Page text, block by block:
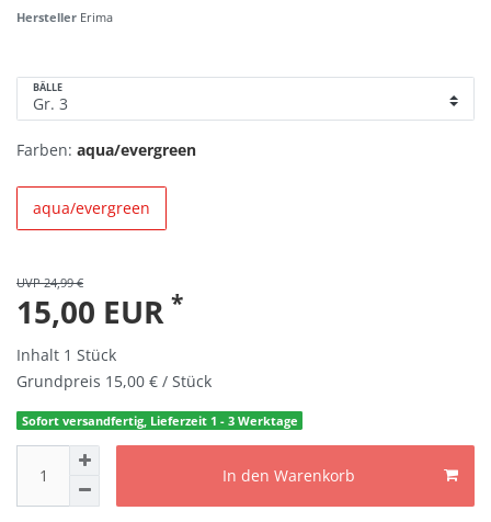
Hersteller Erima
BÄLLE
Farben: aqua/evergreen
aqua/evergreen
UVP 24,99 €
15,00 EUR *
Inhalt 1 Stück
Grundpreis 15,00 € / Stück
Sofort versandfertig, Lieferzeit 1 - 3 Werktage
In den Warenkorb